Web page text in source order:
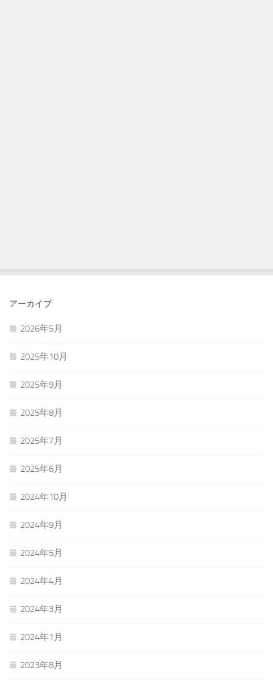
アーカイブ
2026年5月
2025年10月
2025年9月
2025年8月
2025年7月
2025年6月
2024年10月
2024年9月
2024年5月
2024年4月
2024年3月
2024年1月
2023年8月